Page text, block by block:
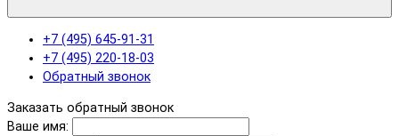
+7 (495) 645-91-31
+7 (495) 220-18-03
Обратный звонок
Заказать обратный звонок
Ваше имя: